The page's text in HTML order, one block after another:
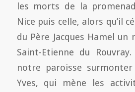
les morts de la
Nice puis celle, alors qu’il
du Père Jacques Hamel
Saint-Etienne du
notre paroisse
Yves, qui mène les